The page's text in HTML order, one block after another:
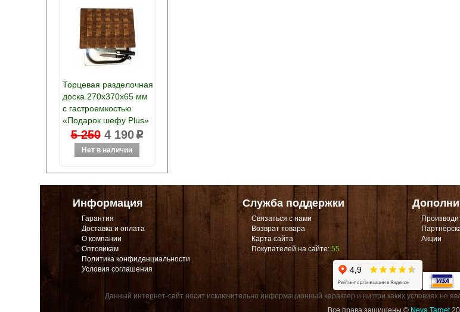
Торцевая разделочная
доска 270х370х65 мм
с гастроемкостью
«Подарок шефу Plus»
5 250 4 190p
Информация
Гарантия
Доставка и оплата
О компании
Оптовикам
Политика конфиденциальности
Условия соглашения
Служба поддержки
Связаться с нами
Возврат товара
Карта сайта
Покупателей на сайте: 55
Акции
Данный интернет-сайт носит исключительно информационный характер и ни при каких условиях не
Все права защищены © Neva Target